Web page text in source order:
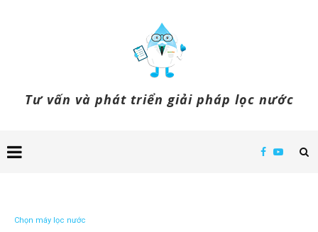
Tư vấn và phát triển giải pháp lọc nước
Chọn máy lọc nước